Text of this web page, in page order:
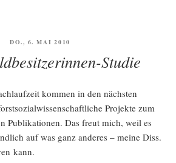
VERÖFFENTLICHT
DO., 6. MAI 2010
Studie
kom­men in den nächs­ten
Pro­jek­te zum
Publi­ka­tio­nen. Das freut mich, weil es
auf was ganz ande­res – mei­ne Diss.
kann.